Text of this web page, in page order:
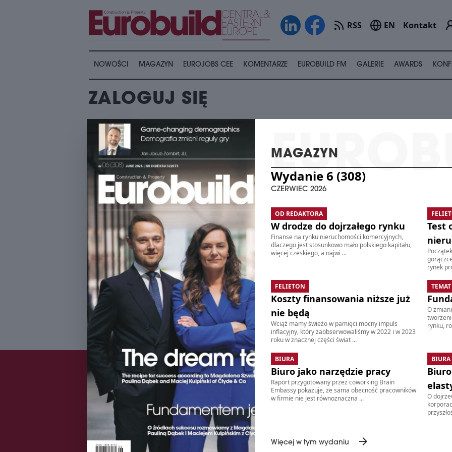
RSS EN Kontakt
NOWOŚCI MAGAZYN EUROJOBS CEE KOMENTARZE EUROBUILD FM GALERIE AWARDS
ZALOGUJ SIĘ
Zaloguj się
ADRES E-MAIL
TWOJE HASŁO
Nie pamiętasz hasła?
MAGAZYN
Wydanie 6 (308)
CZERWIEC 2026
OD REDAKTORA
W drodze do dojrzałego rynku
Finanse na rynku nieruchomości komercyjnych,
dlaczego jest stosunkowo mało polskiego kapitału,
więcej czeskiego, a najwi ...
Test
rynek
FELIETON
Koszty finansowania niższe już
nie będą
Wciąż mamy świeżo w pamięci mocny impuls
inflacyjny, który zaobserwowaliśmy w 2022 i w 2023
roku w znacznej części świat ...
O
rynku,
BIURA
Biuro jako narzędzie pracy
Raport przygotowany przez coworking Brain
Embassy pokazuje, że sama obecność pracowników
w firmie nie jest równoznaczna ...
BIURA
O
Więcej w tym wydaniu arrow_forward